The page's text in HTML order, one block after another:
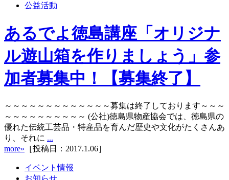
公益活動
あるでよ徳島講座「オリジナ
ル遊山箱を作りましょう」参
加者募集中！【募集終了】
～～～～～～～～～～～～～募集は終了しております～～～
～～～～～～～～～～ (公社)徳島県物産協会では、徳島県の
優れた伝統工芸品・特産品を育んだ歴史や文化がたくさんあ
り、それに ...
more» ［投稿日：2017.1.06］
イベント情報